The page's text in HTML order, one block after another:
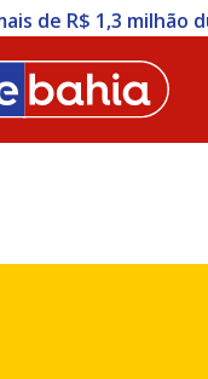
de R$ 1,3 milhão